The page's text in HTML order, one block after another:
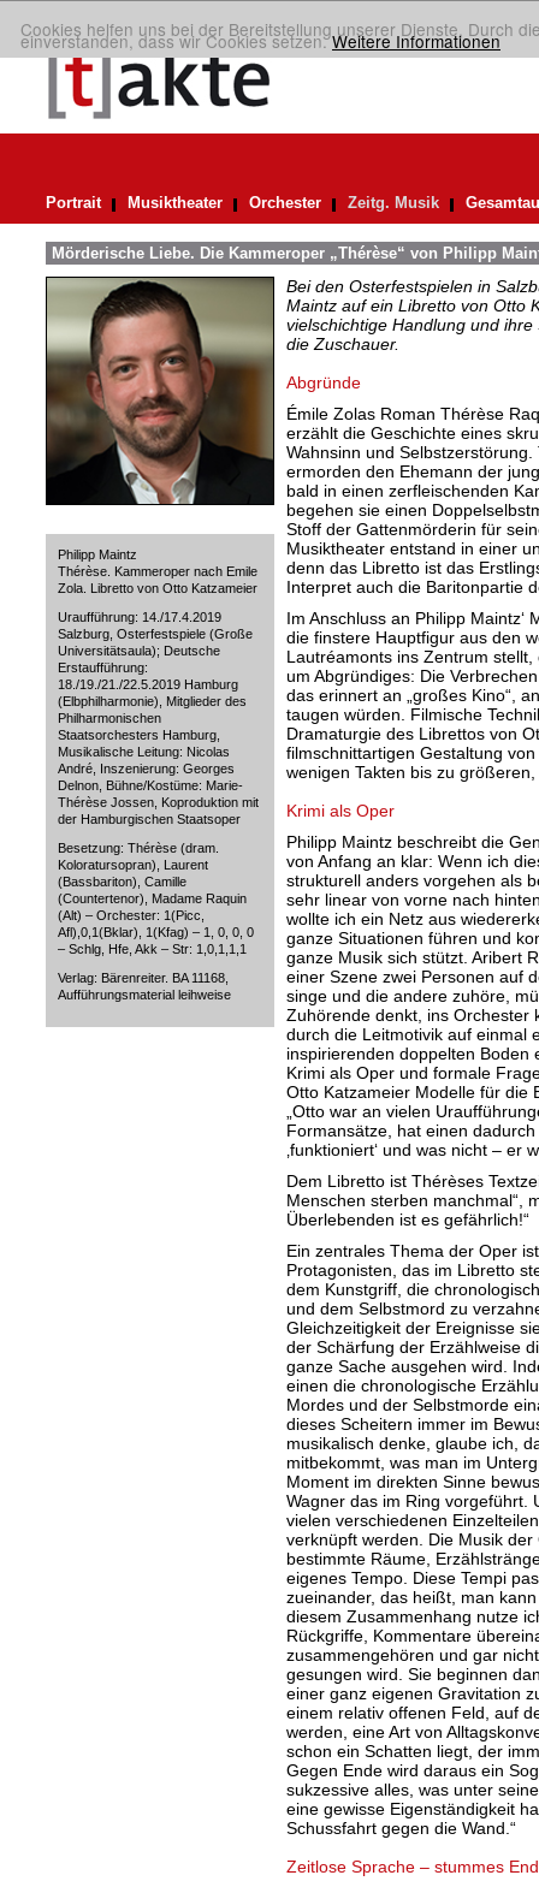
Cookies helfen uns bei der Bereitstellung unserer Dienste. Durch
einverstanden, dass wir Cookies setzen.Weitere Informationen
Portrait Musiktheater Orchester Zeitg. Musik
Mörderische Liebe. Die Kammeroper „Thérèse“ von Philipp
Philipp Maintz
Thérèse. Kammeroper nach Emile
Zola. Libretto von Otto Katzameier
Uraufführung: 14./17.4.2019
Salzburg, Osterfestspiele (Große
Universitätsaula); Deutsche
Erstaufführung:
18./19./21./22.5.2019 Hamburg
(Elbphilharmonie), Mitglieder des
Philharmonischen
Staatsorchesters Hamburg,
Musikalische Leitung: Nicolas
André, Inszenierung: Georges
Delnon, Bühne/Kostüme: Marie-
Thérèse Jossen, Koproduktion mit
der Hamburgischen Staatsoper
Besetzung: Thérèse (dram.
Koloratursopran), Laurent
(Bassbariton), Camille
(Countertenor), Madame Raquin
(Alt) – Orchester: 1(Picc,
Afl),0,1(Bklar), 1(Kfag) – 1, 0, 0, 0
– Schlg, Hfe, Akk – Str: 1,0,1,1,1
Verlag: Bärenreiter. BA 11168,
Aufführungsmaterial leihweise
Bei den Osterfestspielen in
Maintz auf ein Libretto von Otto
vielschichtige Handlung und
die Zuschauer.
Abgründe
Émile Zolas Roman Thérèse
erzählt die Geschichte eines
Wahnsinn und
ermorden den Ehemann der
bald in einen zerfleischenden
begehen sie einen
Stoff der Gattenmörderin für
Musiktheater entstand in einer
denn das Libretto ist das
Interpret auch die Baritonpartie
Im Anschluss an Philipp Maintz‘
die finstere Hauptfigur aus den
Lautréamonts ins Zentrum
um Abgründiges: Die
das erinnert an „großes Kino“,
taugen würden. Filmische
Dramaturgie des Librettos von
filmschnittartigen Gestaltung
wenigen Takten bis zu
Krimi als Oper
Philipp Maintz beschreibt die
von Anfang an klar: Wenn ich
strukturell anders vorgehen als
sehr linear von vorne nach
wollte ich ein Netz aus
ganze Situationen führen und
ganze Musik sich stützt. Aribert
einer Szene zwei Personen auf
singe und die andere zuhöre,
Zuhörende denkt, ins Orchester
durch die Leitmotivik auf einmal
inspirierenden doppelten Boden
Krimi als Oper und formale
Otto Katzameier Modelle für die
„Otto war an vielen
Formansätze, hat einen
‚funktioniert‘ und was nicht – er
Dem Libretto ist Thérèses
Menschen sterben manchmal“,
Überlebenden ist es gefährlich!“
Ein zentrales Thema der Oper
Protagonisten, das im Libretto
dem Kunstgriff, die
und dem Selbstmord zu
Gleichzeitigkeit der Ereignisse
der Schärfung der Erzählweise
ganze Sache ausgehen wird.
einen die chronologische
Mordes und der Selbstmorde
dieses Scheitern immer im
musikalisch denke, glaube ich,
mitbekommt, was man im
Moment im direkten Sinne
Wagner das im Ring vorgeführt.
vielen verschiedenen
verknüpft werden. Die Musik
bestimmte Räume,
eigenes Tempo. Diese Tempi
zueinander, das heißt, man
diesem Zusammenhang nutze
Rückgriffe, Kommentare
zusammengehören und gar
gesungen wird. Sie beginnen
einer ganz eigenen Gravitation
einem relativ offenen Feld, auf
werden, eine Art von
schon ein Schatten liegt, der
Gegen Ende wird daraus ein
sukzessive alles, was unter
eine gewisse Eigenständigkeit
Schussfahrt gegen die Wand.“
Zeitlose Sprache – stummes